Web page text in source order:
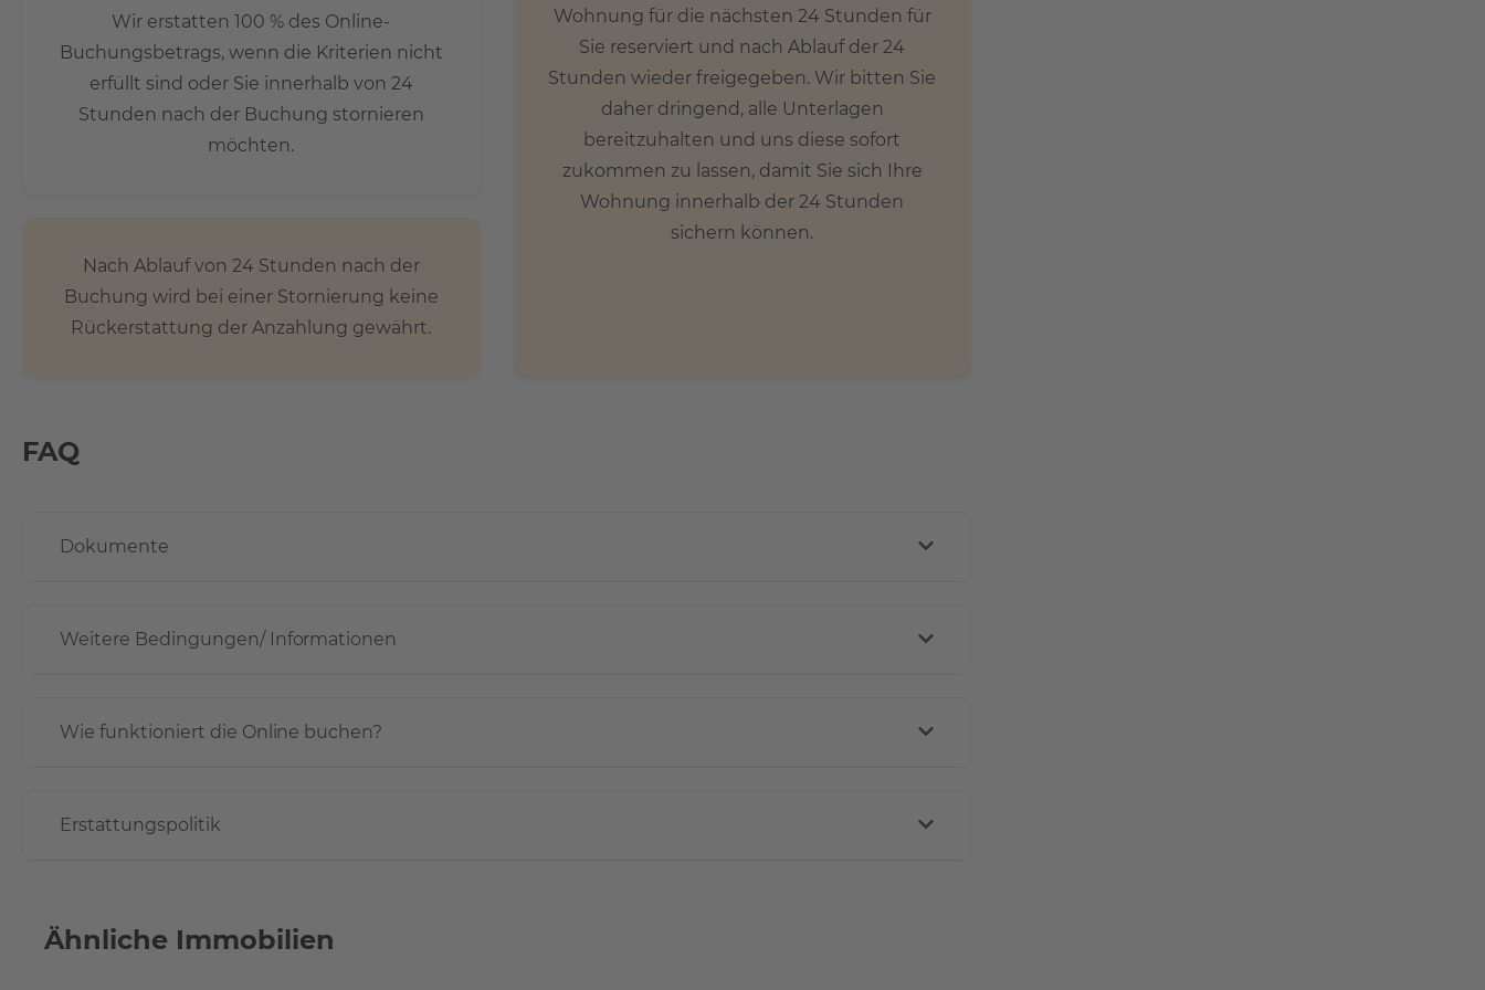
Wir erstatten 100 % des Online-
Buchungsbetrags, wenn die Kriterien nicht
erfüllt sind oder Sie innerhalb von 24
Stunden nach der Buchung stornieren
möchten.
Nach Ablauf von 24 Stunden nach der
Buchung wird bei einer Stornierung keine
Rückerstattung der Anzahlung gewährt.
Wohnung für die nächsten 24 Stunden für
Sie reserviert und nach Ablauf der 24
Stunden wieder freigegeben. Wir bitten Sie
daher dringend, alle Unterlagen
bereitzuhalten und uns diese sofort
zukommen zu lassen, damit Sie sich Ihre
Wohnung innerhalb der 24 Stunden
sichern können.
FAQ
Dokumente
Weitere Bedingungen/ Informationen
Wie funktioniert die Online buchen?
Erstattungspolitik
Ähnliche Immobilien